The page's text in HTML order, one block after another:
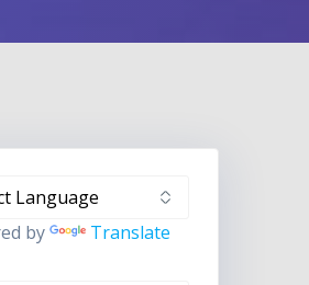
by Translate